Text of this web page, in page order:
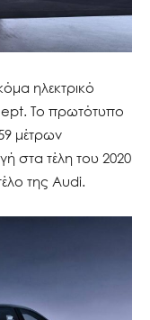
ηλεκτρικό
Το πρωτότυπο
μέτρων
στα τέλη του 2020
της Audi.